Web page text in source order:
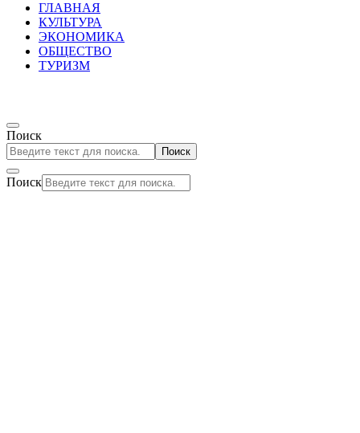
ГЛАВНАЯ
КУЛЬТУРА
ЭКОНОМИКА
ОБЩЕСТВО
ТУРИЗМ
Поиск
Поиск
Поиск